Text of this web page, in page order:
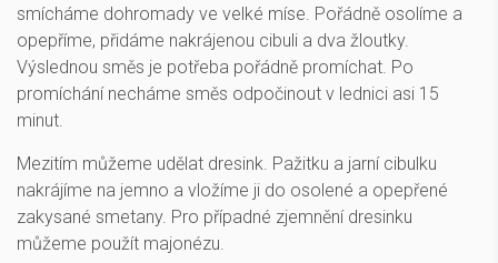
smícháme dohromady ve velké míse. Pořádně osolíme a
opepříme, přidáme nakrájenou cibuli a dva žloutky.
Výslednou směs je potřeba pořádně promíchat. Po
promíchání necháme směs odpočinout v lednici asi 15
minut.
Mezitím můžeme udělat dresink. Pažitku a jarní cibulku
nakrájíme na jemno a vložíme ji do osolené a opepřené
zakysané smetany. Pro případné zjemnění dresinku
můžeme použít majonézu.